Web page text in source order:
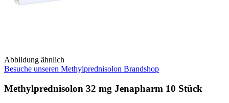
Abbildung ähnlich
Besuche unseren Methylprednisolon Brandshop
Methylprednisolon 32 mg Jenapharm 10 Stück